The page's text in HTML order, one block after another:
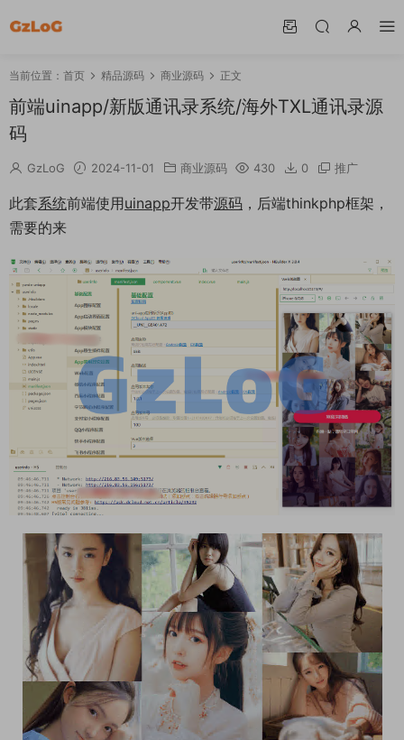
当前位置： 首页 精品源码 商业源码 正文
前端uinapp/新版通讯录系统/海外TXL通讯录源
码
GzLoG 2024-11-01 商业源码 430 0 推广
此套系统前端使用uinapp开发带源码 ，后端thinkphp框架，
需要的来